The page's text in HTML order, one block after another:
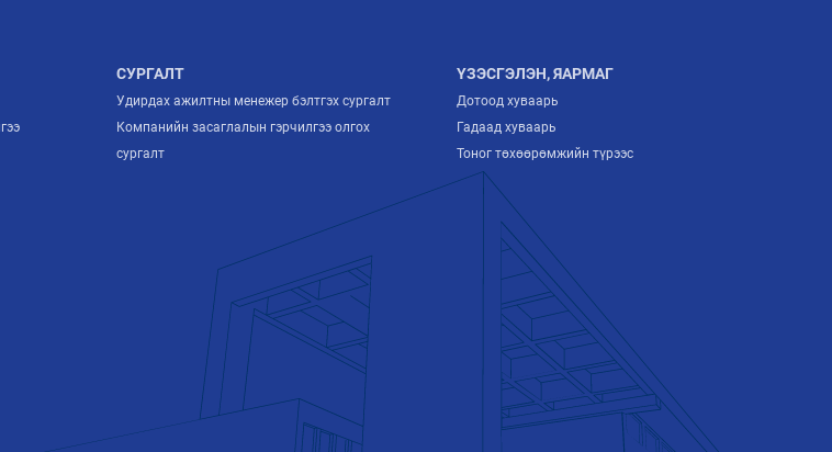
СУРГАЛТ
Удирдах ажилтны менежер бэлтгэх сургалт
Компанийн засаглалын гэрчилгээ олгох
сургалт
ҮЗЭСГЭЛЭН, ЯАРМАГ
Дотоод хуваарь
Гадаад хуваарь
Тоног төхөөрөмжийн түрээс